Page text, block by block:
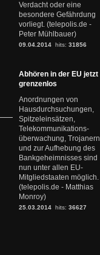
Verdacht oder eine
besondere Gefährdung
vorliegt. (telepolis.de -
Peter Mühlbauer)
09.04.2014 hits: 31856
Abhören in der EU jetzt
grenzenlos
Anordnungen von
Hausdurchsuchungen,
Spitzeleinsätzen,
Telekommunikations-
überwachung, Trojanern
und zur Aufhebung des
Bankgeheimnisses sind
nun unter allen EU-
Mitgliedstaaten möglich.
(telepolis.de - Matthias
Monroy)
25.03.2014 hits: 36627